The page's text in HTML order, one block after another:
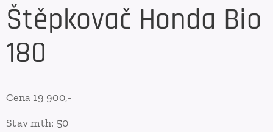
Štěpkovač Honda Bio
180
Cena 19 900,-
Stav mth: 50